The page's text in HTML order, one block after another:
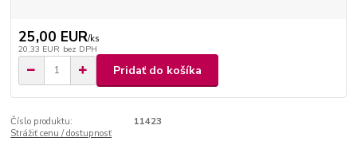
25,00 EUR/ks
20,33 EUR bez DPH
Pridať do košíka
Číslo produktu:
11423
Strážiť cenu / dostupnosť